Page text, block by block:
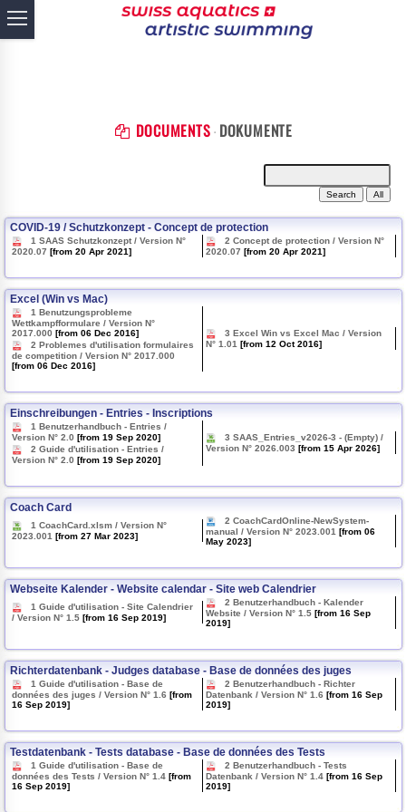
toggle navigation
DOCUMENTS · DOKUMENTE
COVID-19 / Schutzkonzept - Concept de protection
1 SAAS Schutzkonzept / Version N°
2020.07 [from 20 Apr 2021]
2 Concept de protection / Version N°
2020.07 [from 20 Apr 2021]
Excel (Win vs Mac)
1 Benutzungsprobleme
Wettkampfformulare / Version N°
2017.000 [from 06 Dec 2016]
2 Problemes d'utilisation formulaires
de competition / Version N° 2017.000
[from 06 Dec 2016]
3 Excel Win vs Excel Mac / Version
N° 1.01 [from 12 Oct 2016]
Einschreibungen - Entries - Inscriptions
1 Benutzerhandbuch - Entries /
Version N° 2.0 [from 19 Sep 2020]
2 Guide d'utilisation - Entries /
Version N° 2.0 [from 19 Sep 2020]
3 SAAS_Entries_v2026-3 - (Empty) /
Version N° 2026.003 [from 15 Apr 2026]
Coach Card
1 CoachCard.xlsm / Version N°
2023.001 [from 27 Mar 2023]
2 CoachCardOnline-NewSystem-
manual / Version N° 2023.001 [from 06
May 2023]
Webseite Kalender - Website calendar - Site web Calendrier
1 Guide d'utilisation - Site Calendrier
/ Version N° 1.5 [from 16 Sep 2019]
2 Benutzerhandbuch - Kalender
Website / Version N° 1.5 [from 16 Sep
2019]
Richterdatenbank - Judges database - Base de données des juges
1 Guide d'utilisation - Base de
données des juges / Version N° 1.6 [from
16 Sep 2019]
2 Benutzerhandbuch - Richter
Datenbank / Version N° 1.6 [from 16 Sep
2019]
Testdatenbank - Tests database - Base de données des Tests
1 Guide d'utilisation - Base de
données des Tests / Version N° 1.4 [from
16 Sep 2019]
2 Benutzerhandbuch - Tests
Datenbank / Version N° 1.4 [from 16 Sep
2019]